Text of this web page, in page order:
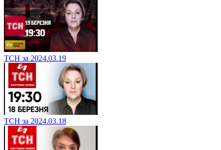
ТСН за 2024.03.19
ТСН за 2024.03.18